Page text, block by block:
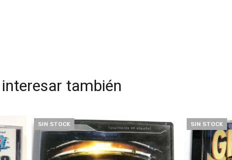
también
SIN STOCK SIN STOCK